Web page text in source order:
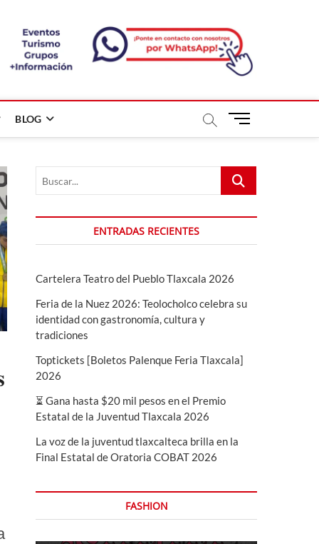
BLOG
B
ó
n
d
e
Buscar...
ENTRADAS RECIENTES
Cartelera Teatro del Pueblo Tlaxcala 2026
Feria de la Nuez 2026: Teolocholco celebra su
identidad con gastronomía, cultura y
tradiciones
Toptickets [Boletos Palenque Feria Tlaxcala]
2026
⏳ Gana hasta $20 mil pesos en el Premio
Estatal de la Juventud Tlaxcala 2026
La voz de la juventud tlaxcalteca brilla en la
Final Estatal de Oratoria COBAT 2026
FASHION